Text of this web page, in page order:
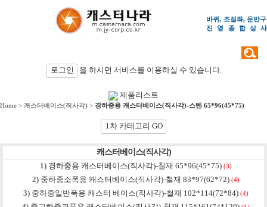
바퀴, 조절좌, 운반구
진영종합상 사
로그인
을 하시면 서비스를 이용하실 수 있습니다.
제품리스트
Home > 캐스터베이스(직사각) > 경하중용 캐스터베이스(직사각)-스텐 65*96(45*75)
1차 카테고리 GO
캐스터베이스(직사각)
1) 경하중용 캐스터베이스(직사각)-철재 65*96(45*75) (3)
2) 중하중소폭용 캐스터베이스(직사각)-철재 83*97(62*72) (4)
3) 중하중일반폭용 캐스터 베이스(직사각)-철재 102*114(72*84) (4)